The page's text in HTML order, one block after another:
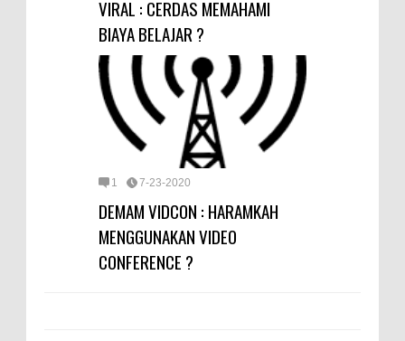
VIRAL : CERDAS MEMAHAMI
BIAYA BELAJAR ?
1 7-23-2020
DEMAM VIDCON : HARAMKAH
MENGGUNAKAN VIDEO
CONFERENCE ?